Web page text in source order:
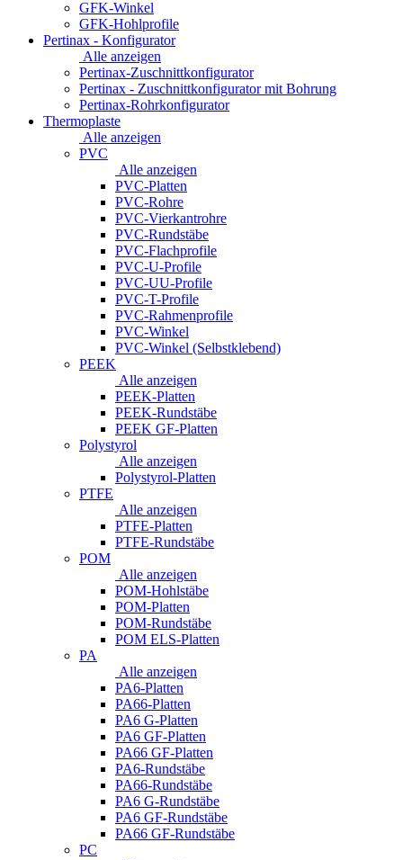
GFK-Winkel
GFK-Hohlprofile
Pertinax - Konfigurator
Alle anzeigen
Pertinax-Zuschnittkonfigurator
Pertinax - Zuschnittkonfigurator mit Bohrung
Pertinax-Rohrkonfigurator
Thermoplaste
Alle anzeigen
PVC
Alle anzeigen
PVC-Platten
PVC-Rohre
PVC-Vierkantrohre
PVC-Rundstäbe
PVC-Flachprofile
PVC-U-Profile
PVC-UU-Profile
PVC-T-Profile
PVC-Rahmenprofile
PVC-Winkel
PVC-Winkel (Selbstklebend)
PEEK
Alle anzeigen
PEEK-Platten
PEEK-Rundstäbe
PEEK GF-Platten
Polystyrol
Alle anzeigen
Polystyrol-Platten
PTFE
Alle anzeigen
PTFE-Platten
PTFE-Rundstäbe
POM
Alle anzeigen
POM-Hohlstäbe
POM-Platten
POM-Rundstäbe
POM ELS-Platten
PA
Alle anzeigen
PA6-Platten
PA66-Platten
PA6 G-Platten
PA6 GF-Platten
PA66 GF-Platten
PA6-Rundstäbe
PA66-Rundstäbe
PA6 G-Rundstäbe
PA6 GF-Rundstäbe
PA66 GF-Rundstäbe
PC